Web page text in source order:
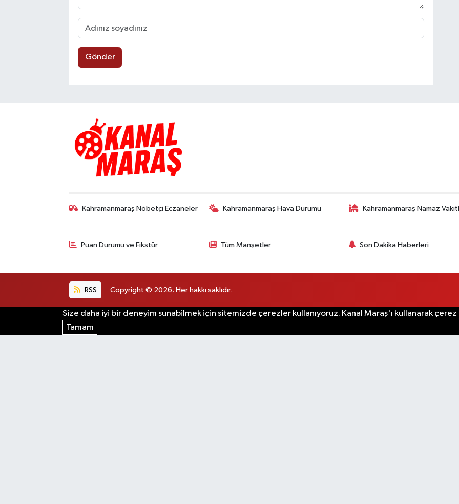
Gönder
Kahramanmaraş Nöbetçi Eczaneler Kahramanmaraş Hava Durumu Kahramanmaraş Namaz
Puan Durumu ve Fikstür Tüm Manşetler Son Dakika Haberleri
RSS Copyright © 2026. Her hakkı saklıdır.
Size daha iyi bir deneyim sunabilmek için sitemizde çerezler kullanıyoruz. Kanal Maraş'ı kullanarak çerez
Tamam